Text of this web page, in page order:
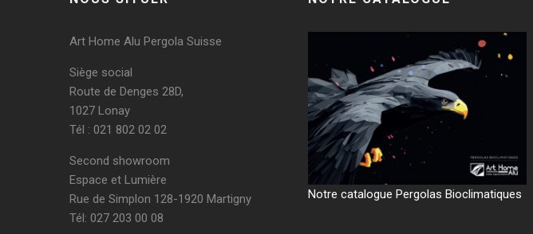
Art Home Alu Pergola Suisse
Siège social
Route de Denges 28D,
1027 Lonay
Tél : 021 802 02 02
Second showroom
Espace et Lumière
Rue de Simplon 128-1920 Martigny
Tél: 027 203 00 08
Notre catalogue Pergolas Bioclimatiques